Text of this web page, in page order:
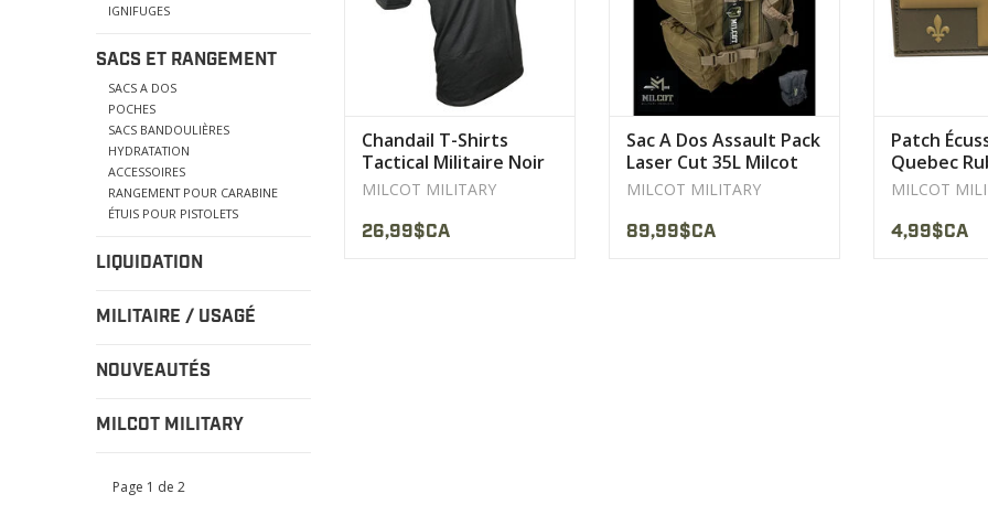
IGNIFUGES
SACS ET RANGEMENT
SACS A DOS
POCHES
SACS BANDOULIÈRES
HYDRATATION
ACCESSOIRES
RANGEMENT POUR CARABINE
ÉTUIS POUR PISTOLETS
LIQUIDATION
MILITAIRE / USAGÉ
NOUVEAUTÉS
MILCOT MILITARY
Chandail T-Shirts
Tactical Militaire Noir
MILCOT
MILCOT MILITARY
26,99$CA
Sac A Dos Assault Pack
Laser Cut 35L Milcot
Military
MILCOT MILITARY
89,99$CA
Patch
Quebec
Velcro
MILCOT
4,99$CA
Page 1 de 2